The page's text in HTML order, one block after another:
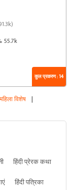
55.7k
कुल प्रकरण : 14
विशेष |
हिंदी प्रेरक कथा
हिंदी पत्रिका